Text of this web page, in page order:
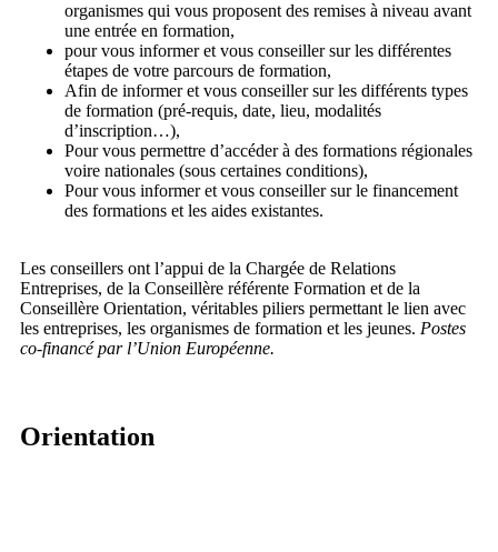
organismes qui vous proposent des remises à niveau avant
une entrée en formation,
pour vous informer et vous conseiller sur les différentes
étapes de votre parcours de formation,
Afin de informer et vous conseiller sur les différents types
de formation (pré-requis, date, lieu, modalités
d’inscription…),
Pour vous permettre d’accéder à des formations régionales
voire nationales (sous certaines conditions),
Pour vous informer et vous conseiller sur le financement
des formations et les aides existantes.
Les conseillers ont l’appui de la Chargée de Relations
Entreprises, de la Conseillère référente Formation et de la
Conseillère Orientation, véritables piliers permettant le lien avec
les entreprises, les organismes de formation et les jeunes. Postes
co-financé par l’Union Européenne.
Orientation